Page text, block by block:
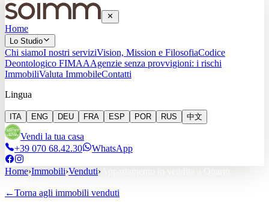
Home
Lo Studio
Chi siamoI nostri serviziVision, Mission e FilosofiaCodice
Deontologico FIMAAAgenzie senza provvigioni: i rischi
ImmobiliValuta ImmobileContatti
Lingua
ITA ENG DEU FRA ESP POR RUS 中文
Vendi la tua casa
+39 070 68.42.30
WhatsApp
Home›Immobili›Venduti›
←Torna agli immobili venduti